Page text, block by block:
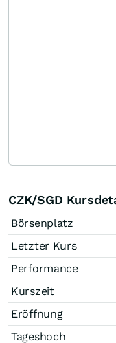
CZK/SGD
Börsenplatz
Letzter Kurs
Performance
Kurszeit
Eröffnung
Tageshoch